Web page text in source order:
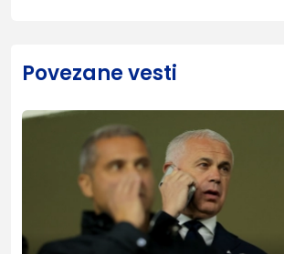
Povezane vesti